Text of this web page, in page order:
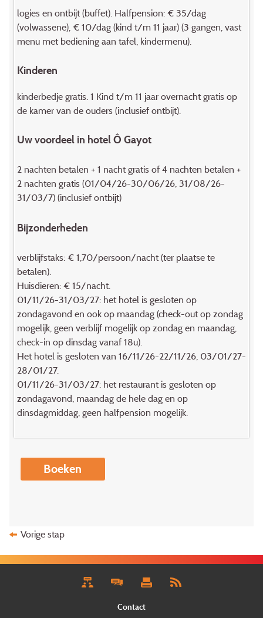
logies en ontbijt (buffet). Halfpension: € 35/dag
(volwassene), € 10/dag (kind t/m 11 jaar) (3 gangen, vast
menu met bediening aan tafel, kindermenu).
Kinderen
kinderbedje gratis. 1 Kind t/m 11 jaar overnacht gratis op
de kamer van de ouders (inclusief ontbijt).
Uw voordeel in hotel Ô Gayot
2 nachten betalen + 1 nacht gratis of 4 nachten betalen +
2 nachten gratis (01/04/26-30/06/26, 31/08/26-
31/03/7) (inclusief ontbijt)
Bijzonderheden
verblijfstaks: € 1,70/persoon/nacht (ter plaatse te
betalen).
Huisdieren: € 15/nacht.
01/11/26-31/03/27: het hotel is gesloten op
zondagavond en ook op maandag (check-out op zondag
mogelijk, geen verblijf mogelijk op zondag en maandag,
check-in op dinsdag vanaf 18u).
Het hotel is gesloten van 16/11/26-22/11/26, 03/01/27-
28/01/27.
01/11/26-31/03/27: het restaurant is gesloten op
zondagavond, maandag de hele dag en op
dinsdagmiddag, geen halfpension mogelijk.
Boeken
Vorige stap
Contact